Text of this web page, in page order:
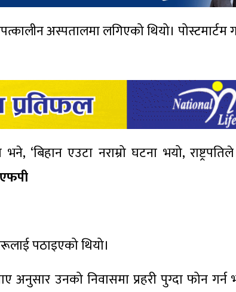
अस्पतालमा लगिएको थियो। पोस्टमार्टम
‘बिहान एउटा नराम्रो घटना भयो,
पठाइएको थियो।
अनुसार उनको निवासमा प्रहरी पुग्दा फोन गर्न